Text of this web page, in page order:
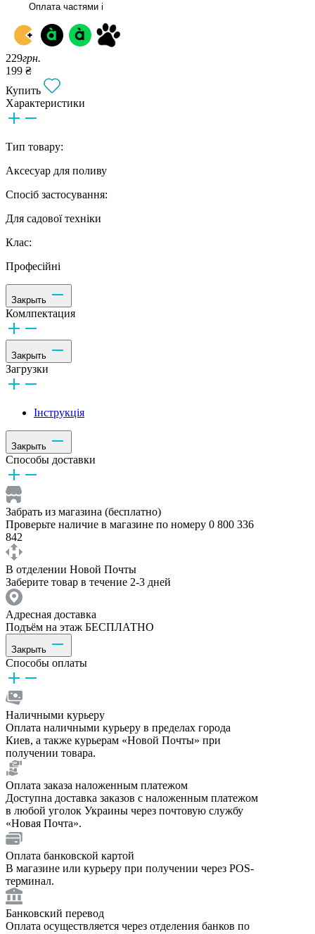
Оплата частями i
229грн.
199 ₴
Купить
Характеристики
Тип товару:
Аксесуар для поливу
Спосіб застосування:
Для садової техніки
Клас:
Професійні
Закрыть
Комлпектация
Закрыть
Загрузки
Інструкція
Закрыть
Способы доставки
Забрать из магазина (бесплатно)
Проверьте наличие в магазине по номеру 0 800 336
842
В отделении Новой Почты
Заберите товар в течение 2-3 дней
Адресная доставка
Подъём на этаж БЕСПЛАТНО
Закрыть
Способы оплаты
Наличными курьеру
Оплата наличными курьеру в пределах города
Киев, а также курьерам «Новой Почты» при
получении товара.
Оплата заказа наложенным платежом
Доступна доставка заказов с наложенным платежом
в любой уголок Украины через почтовую службу
«Новая Почта».
Оплата банковской картой
В магазине или курьеру при получении через POS-
терминал.
Банковский перевод
Оплата осуществляется через отделения банков по